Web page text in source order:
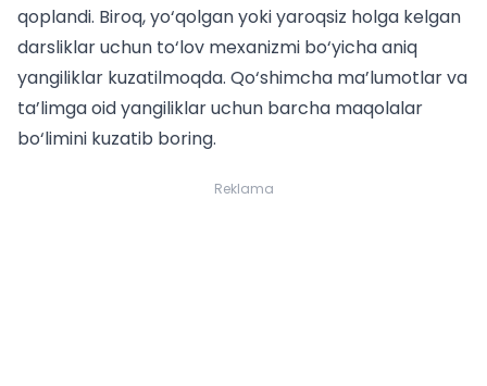
qoplandi. Biroq, yo‘qolgan yoki yaroqsiz holga kelgan
darsliklar uchun to‘lov mexanizmi bo‘yicha aniq
yangiliklar kuzatilmoqda. Qo‘shimcha ma’lumotlar va
ta’limga oid yangiliklar uchun barcha maqolalar
bo‘limini kuzatib boring.
Reklama